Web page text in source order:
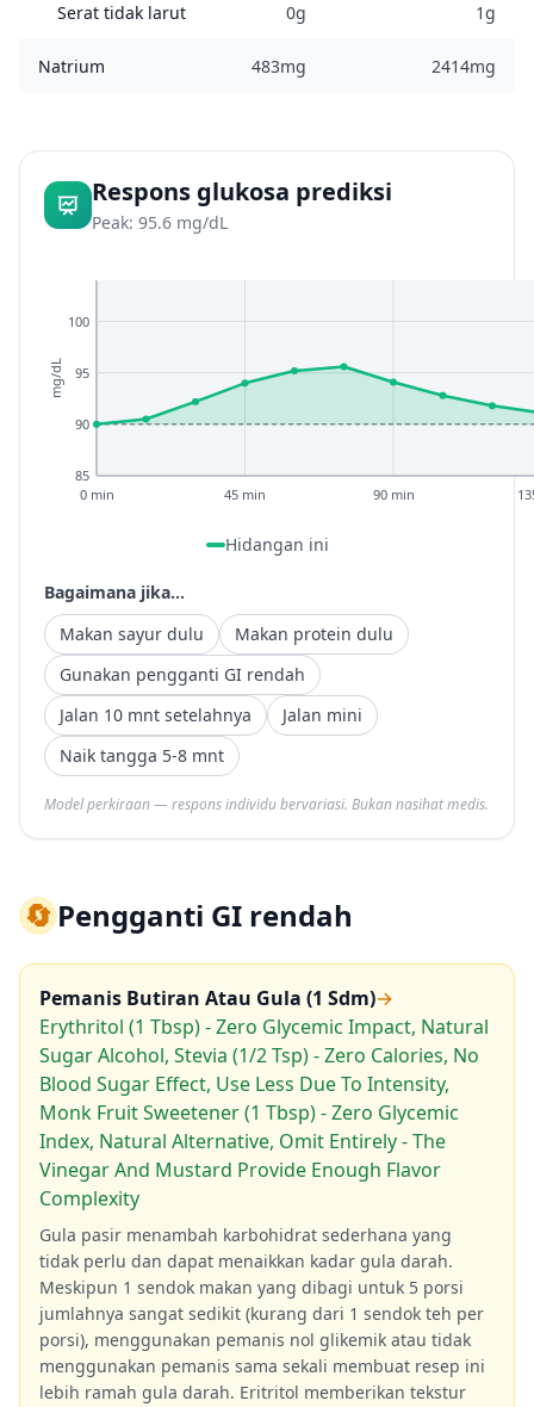
Serat tidak larut 0g 1g
Natrium 483mg 2414mg
Respons glukosa prediksi
Peak: 95.6 mg/dL
85
90
95
100
0 min 45 min 90 min
mg/dL
Hidangan ini
Bagaimana jika...
Makan sayur dulu
Makan protein dulu
Gunakan pengganti GI rendah
Jalan 10 mnt setelahnya
Jalan mini
Naik tangga 5-8 mnt
Model perkiraan — respons individu bervariasi. Bukan nasihat medis.
🔄Pengganti GI rendah
Pemanis Butiran Atau Gula (1 Sdm)→
Erythritol (1 Tbsp) - Zero Glycemic Impact, Natural
Sugar Alcohol, Stevia (1/2 Tsp) - Zero Calories, No
Blood Sugar Effect, Use Less Due To Intensity,
Monk Fruit Sweetener (1 Tbsp) - Zero Glycemic
Index, Natural Alternative, Omit Entirely - The
Vinegar And Mustard Provide Enough Flavor
Complexity
Gula pasir menambah karbohidrat sederhana yang
tidak perlu dan dapat menaikkan kadar gula darah.
Meskipun 1 sendok makan yang dibagi untuk 5 porsi
jumlahnya sangat sedikit (kurang dari 1 sendok teh per
porsi), menggunakan pemanis nol glikemik atau tidak
menggunakan pemanis sama sekali membuat resep ini
lebih ramah gula darah. Eritritol memberikan tekstur